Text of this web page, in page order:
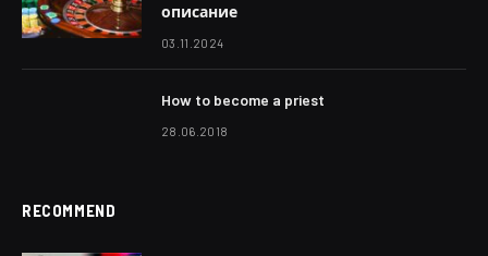
описание
03.11.2024
How to become a priest
28.06.2018
RECOMMEND